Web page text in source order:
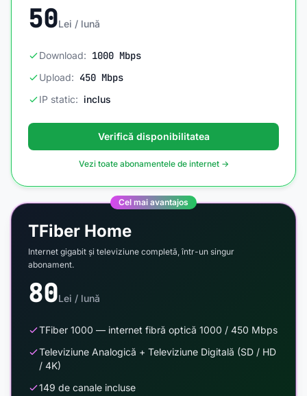
50Lei / lună
Download: 1000 Mbps
Upload: 450 Mbps
IP static: inclus
Verifică disponibilitatea
Vezi toate abonamentele de internet →
Cel mai avantajos
TFiber Home
Internet gigabit și televiziune completă, într-un singur
abonament.
80Lei / lună
TFiber 1000 — internet fibră optică 1000 / 450 Mbps
Televiziune Analogică + Televiziune Digitală (SD / HD
/ 4K)
149 de canale incluse